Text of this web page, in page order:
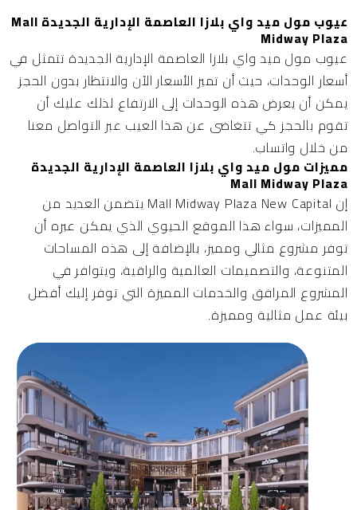
عيوب مول ميد واي بلازا العاصمة الإدارية الجديدة Mall
Midway Plaza
عيوب مول ميد واي بلازا العاصمة الإدارية الجديدة تتمثل في
أسعار الوحدات، حيث أن تميز الأسعار الآن والانتظار بدون الحجز
يمكن أن يعرض هذه الوحدات إلى الارتفاع لذلك عليك أن
تقوم بالحجز كي تتغاضى عن هذا العيب عبر التواصل معنا
من خلال واتساب.
مميزات مول ميد واي بلازا العاصمة الإدارية الجديدة
Mall Midway Plaza
إن Mall Midway Plaza New Capital يتضمن العديد من
المميزات، سواء هذا الموقع الحيوي الذي يمكن عبره أن
توفر مشروع مثالي ومميز، بالإضافة إلى هذه المساحات
المتنوعة، والتصميمات العالمية والراقية، ويتوافر في
المشروع المرافق والخدمات المميزة التي توفر إليك أفضل
بيئة عمل مثالية ومميزة.